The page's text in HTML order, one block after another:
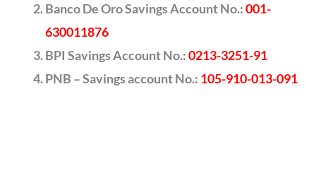
Banco De Oro Savings Account No.:001-
630011876
BPI Savings Account No.:0213-3251-91
PNB – Savings account No.: 105-910-013-091